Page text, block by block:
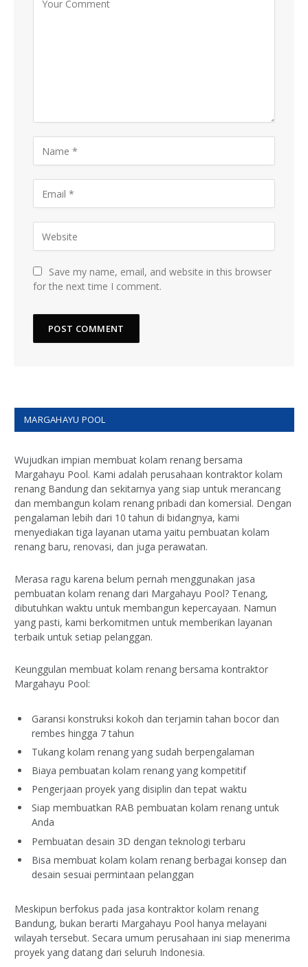
Save my name, email, and website in this browser
for the next time I comment.
MARGAHAYU POOL
Wujudkan impian membuat kolam renang bersama
Margahayu Pool. Kami adalah perusahaan kontraktor kolam
renang Bandung dan sekitarnya yang siap untuk merancang
dan membangun kolam renang pribadi dan komersial. Dengan
pengalaman lebih dari 10 tahun di bidangnya, kami
menyediakan tiga layanan utama yaitu pembuatan kolam
renang baru, renovasi, dan juga perawatan.
Merasa ragu karena belum pernah menggunakan jasa
pembuatan kolam renang dari Margahayu Pool? Tenang,
dibutuhkan waktu untuk membangun kepercayaan. Namun
yang pasti, kami berkomitmen untuk memberikan layanan
terbaik untuk setiap pelanggan.
Keunggulan membuat kolam renang bersama kontraktor
Margahayu Pool:
Garansi konstruksi kokoh dan terjamin tahan bocor dan
rembes hingga 7 tahun
Tukang kolam renang yang sudah berpengalaman
Biaya pembuatan kolam renang yang kompetitif
Pengerjaan proyek yang disiplin dan tepat waktu
Siap membuatkan RAB pembuatan kolam renang untuk
Anda
Pembuatan desain 3D dengan teknologi terbaru
Bisa membuat kolam kolam renang berbagai konsep dan
desain sesuai permintaan pelanggan
Meskipun berfokus pada jasa kontraktor kolam renang
Bandung, bukan berarti Margahayu Pool hanya melayani
wilayah tersebut. Secara umum perusahaan ini siap menerima
proyek yang datang dari seluruh Indonesia.